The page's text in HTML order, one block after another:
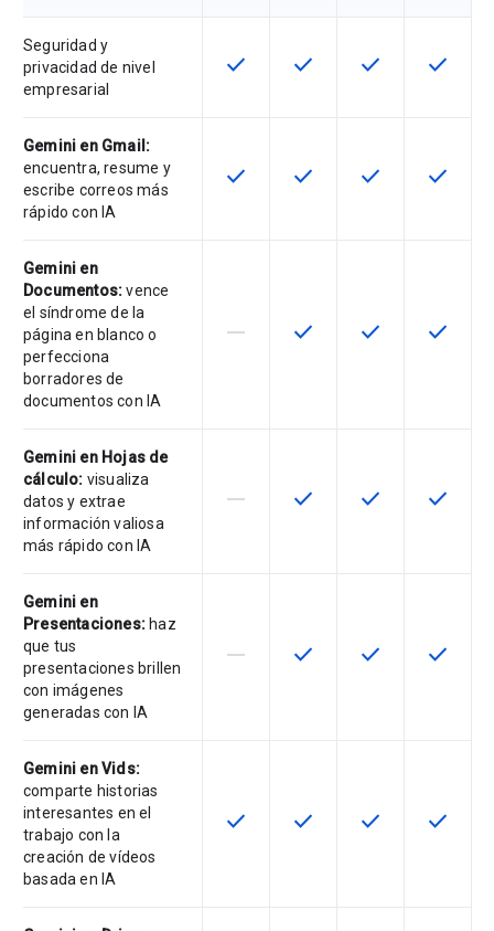
Seguridad y
privacidad de nivel
empresarial
Esta función está disponible para
check Esta función está
check Esta función
check Esta
check
Gemini en Gmail:
encuentra, resume y
escribe correos más
rápido con IA
Esta función está disponible para
check Esta función está
check Esta función
check Esta
check
Gemini en
Documentos:vence
el síndrome de la
página en blanco o
perfecciona
borradores de
documentos con IA
Esta función no es compatible con
horizontal_rule Esta función está
check Esta función
check Esta
check
Gemini en Hojas de
cálculo: visualiza
datos y extrae
información valiosa
más rápido con IA
Esta función no es compatible con
horizontal_rule Esta función está
check Esta función
check Esta
check
Gemini en
Presentaciones: haz
que tus
presentaciones brillen
con imágenes
generadas con IA
Esta función no es compatible con
horizontal_rule Esta función está
check Esta función
check Esta
check
Gemini en Vids:
comparte historias
interesantes en el
trabajo con la
creación de vídeos
basada en IA
Esta función está disponible para
check Esta función está
check Esta función
check Esta
check